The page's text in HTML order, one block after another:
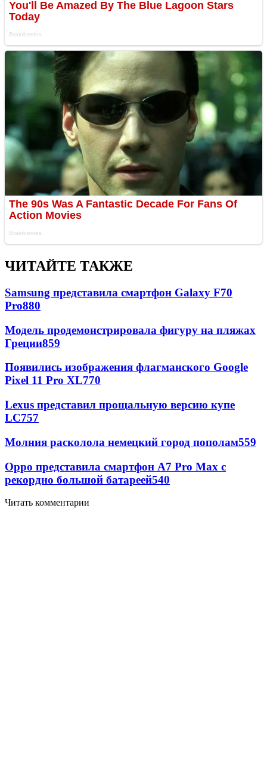
ЧИТАЙТЕ ТАКЖЕ
Samsung представила смартфон Galaxy F70
Pro880
Модель продемонстрировала фигуру на пляжах
Греции859
Появились изображения флагманского Google
Pixel 11 Pro XL770
Lexus представил прощальную версию купе
LC757
Молния расколола немецкий город пополам559
Oppo представила смартфон A7 Pro Max с
рекордно большой батареей540
Читать комментарии